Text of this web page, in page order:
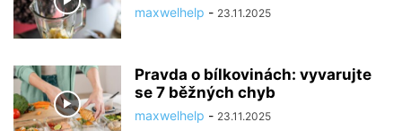
maxwelhelp - 23.11.2025
Pravda o bílkovinách: vyvarujte
se 7 běžných chyb
maxwelhelp - 23.11.2025